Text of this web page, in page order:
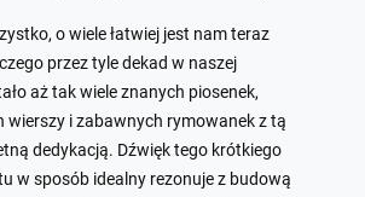
o wiele łatwiej jest nam teraz
przez tyle dekad w naszej
aż tak wiele znanych piosenek,
wierszy i zabawnych rymowanek z tą
dedykacją. Dźwięk tego krótkiego
w sposób idealny rezonuje z budową